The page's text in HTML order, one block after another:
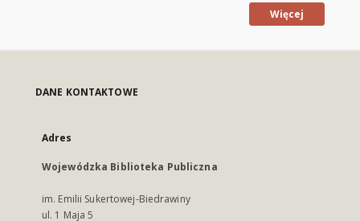
Więcej
DANE KONTAKTOWE
Adres
Wojewódzka Biblioteka Publiczna
im. Emilii Sukertowej-Biedrawiny
ul. 1 Maja 5